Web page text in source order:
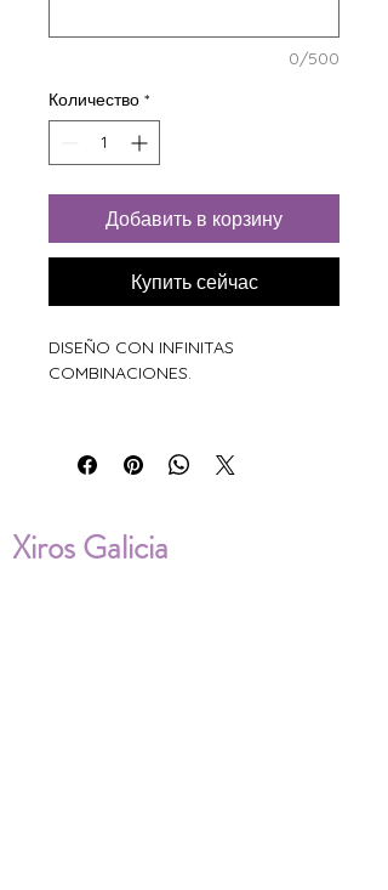
0/500
Количество *
Добавить в корзину
Купить сейчас
DISEÑO CON INFINITAS
COMBINACIONES.
Xiros Galicia